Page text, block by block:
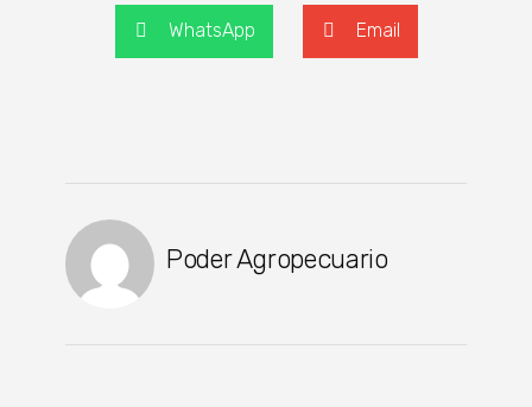
WhatsApp Email
Poder Agropecuario